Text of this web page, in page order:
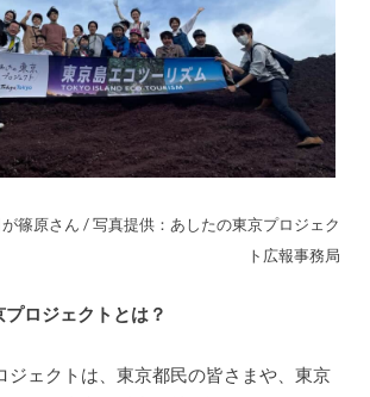
が篠原さん / 写真提供：あしたの東京プロジェク
ト広報事務局
ロジェクトとは？
ジェクトは、東京都民の皆さまや、東京